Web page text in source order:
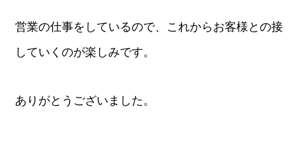
営業の仕事をしているので、これからお客様との接
していくのが楽しみです。
ありがとうございました。